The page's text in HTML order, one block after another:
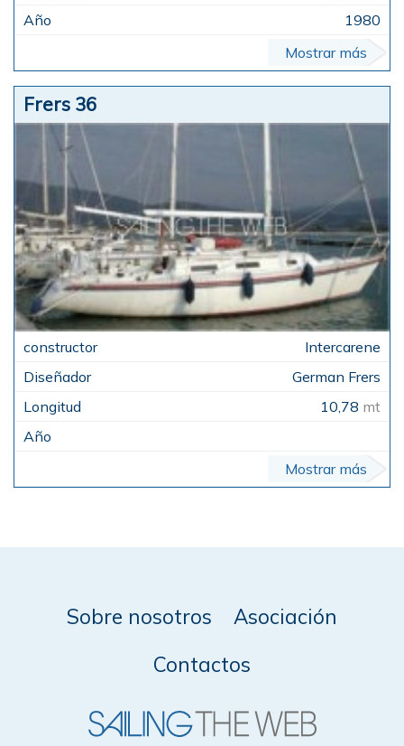
1980
Mostrar más
Frers 36
Intercarene
German Frers
10,78 mt
Mostrar más
Sobre nosotros
Asociación
Contactos